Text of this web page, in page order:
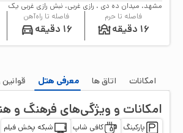
مشهد، میدان ده دی ، رازی غربی، نبش رازی غربی یک
فاصله تا حرم
16 دقیقه
فاصله تا راه‌آهن
16 دقیقه
امکانات اتاق‌ ها معرفی هتل
امکانات و ویژگی‌های فرهنگ و
پارکینگ کافی شاپ
شبکه پخش فیلم